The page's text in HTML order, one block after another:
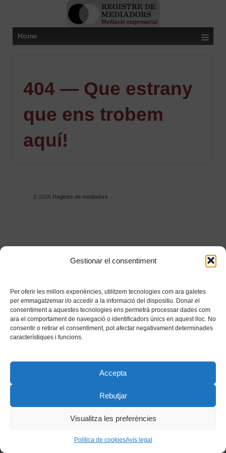
Gestionar el consentiment
Per oferir les millors experiències, utilitzem tecnologies com ara galetes
per emmagatzemar i/o accedir a la informació del dispositiu. Donar el
consentiment a aquestes tecnologies ens permetrà processar dades com
ara el comportament de navegació o identificadors únics en aquest lloc. No
consentir o retirar el consentiment, pot afectar negativament determinades
característiques i funcions.
Accepta
Rebutjar
Visualitza les preferències
Política de cookiesAvís legal
Home ≡
404 — Que estrany
que ens trobem
aquí!
© 2026Registre de mediadors